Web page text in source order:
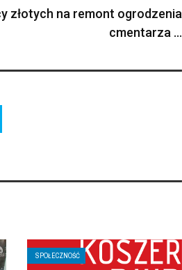
złotych na remont ogrodzenia
cmentarza ...
SPOŁECZNOŚĆ